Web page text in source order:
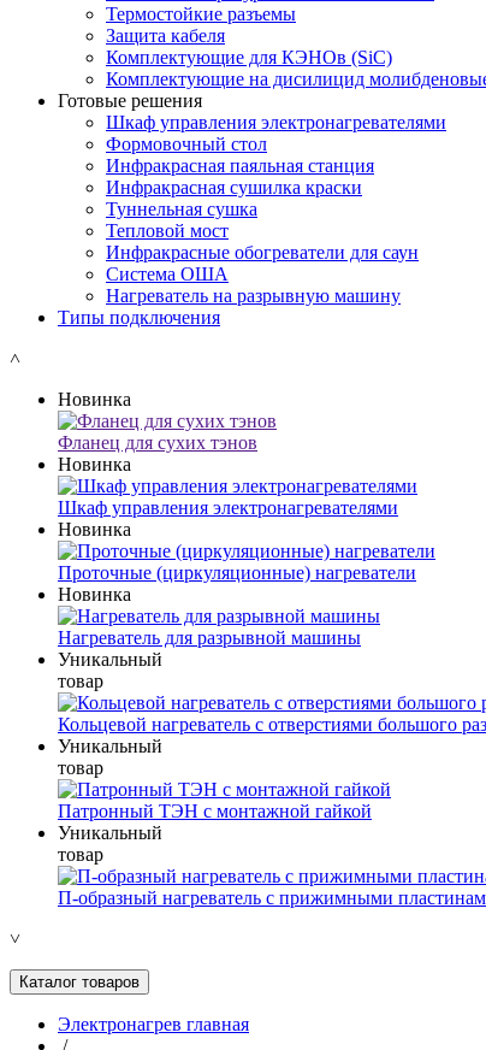
Термостойкие разъемы
Защита кабеля
Комплектующие для КЭНОв (SiC)
Комплектующие на дисилицид
Готовые решения
Шкаф управления электронагревателями
Формовочный стол
Инфракрасная паяльная станция
Инфракрасная сушилка краски
Туннельная сушка
Тепловой мост
Инфракрасные обогреватели для саун
Система ОША
Нагреватель на разрывную машину
Типы подключения
˄
Новинка
Фланец для сухих тэнов
Новинка
Шкаф управления электронагревателями
Новинка
Проточные (циркуляционные) нагреватели
Новинка
Нагреватель для разрывной машины
Уникальный
товар
Кольцевой нагреватель с отверстиями большого
Уникальный
товар
Патронный ТЭН с монтажной гайкой
Уникальный
товар
П-образный нагреватель с прижимными
˅
Каталог товаров
Электронагрев главная
/